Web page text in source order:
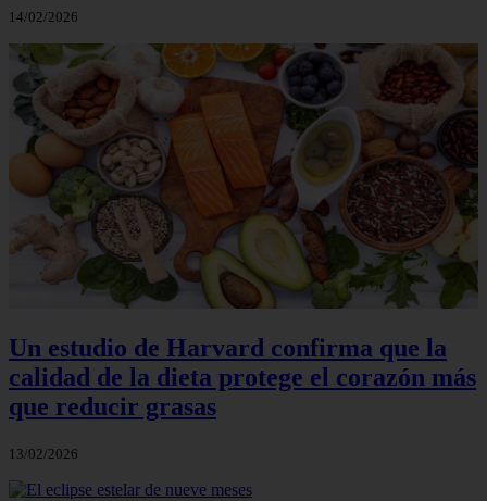
14/02/2026
Un estudio de Harvard confirma que la
calidad de la dieta protege el corazón más
que reducir grasas
13/02/2026